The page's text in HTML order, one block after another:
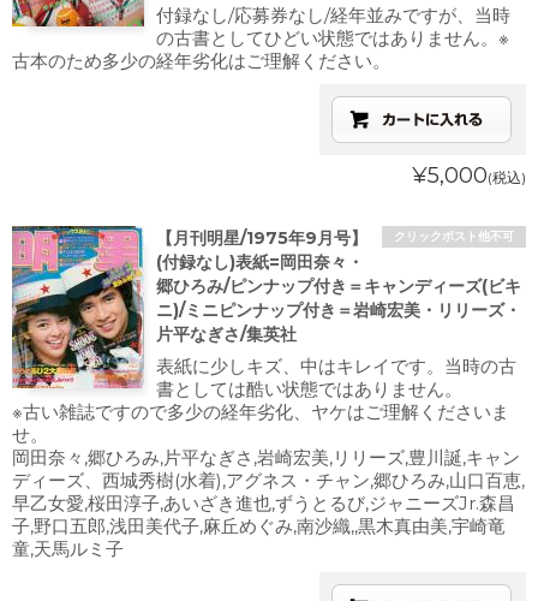
付録なし/応募券なし/経年並みですが、当時
の古書としてひどい状態ではありません。※
古本のため多少の経年劣化はご理解ください。
¥5,000(税込)
クリックポスト他不可
【月刊明星/1975年9月号】
(付録なし)表紙=岡田奈々・
郷ひろみ/ピンナップ付き＝キャンディーズ(ビキ
ニ)/ミニピンナップ付き＝岩崎宏美・リリーズ・
片平なぎさ/集英社
表紙に少しキズ、中はキレイです。当時の古
書としては酷い状態ではありません。
※古い雑誌ですので多少の経年劣化、ヤケはご理解くださいま
せ。
岡田奈々,郷ひろみ,片平なぎさ,岩崎宏美,リリーズ,豊川誕,キャン
ディーズ、西城秀樹(水着),アグネス・チャン,郷ひろみ,山口百恵,
早乙女愛,桜田淳子,あいざき進也,ずうとるび,ジャニーズJr.森昌
子,野口五郎,浅田美代子,麻丘めぐみ,南沙織,,黒木真由美,宇崎竜
童,天馬ルミ子